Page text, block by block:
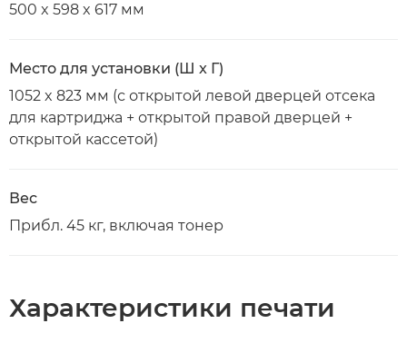
500 x 598 x 617 мм
Место для установки (Ш x Г)
1052 x 823 мм (с открытой левой дверцей отсека
для картриджа + открытой правой дверцей +
открытой кассетой)
Вес
Прибл. 45 кг, включая тонер
Характеристики печати